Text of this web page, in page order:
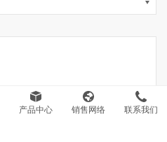
产品中心 销售网络 联系我们